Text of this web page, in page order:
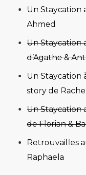
Un Staycation
Ahmed
Un Staycation
d’Agathe &
Un Staycation
story de
Un Staycation
de Florian &
Retrouvailles
Raphaela